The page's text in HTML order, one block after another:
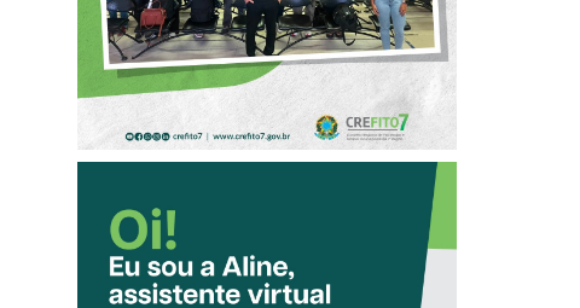
CONHEÇA A